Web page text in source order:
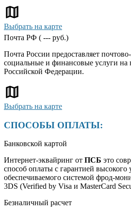
Выбрать на карте
Почта РФ ( --- руб.)
Почта России предоставляет
социальные и финансовые услуги на
Российской Федерации.
Выбрать на карте
СПОСОБЫ ОПЛАТЫ:
Банковской картой
Интернет-эквайринг от ПСБ это
способ оплаты с гарантией высокого
обеспечиваемого системой фрод-
3DS (Verified by Visa и MasterCard
Безналичный расчет